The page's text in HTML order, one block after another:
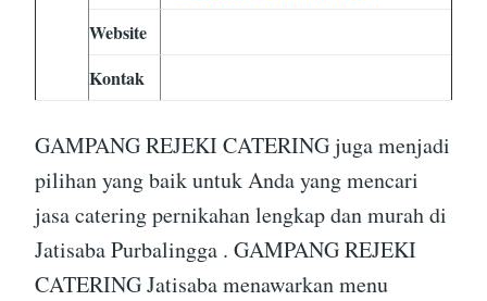
Website
Kontak
GAMPANG REJEKI CATERING juga menjadi
pilihan yang baik untuk Anda yang mencari
jasa catering pernikahan lengkap dan murah di
Jatisaba Purbalingga . GAMPANG REJEKI
CATERING Jatisaba menawarkan menu